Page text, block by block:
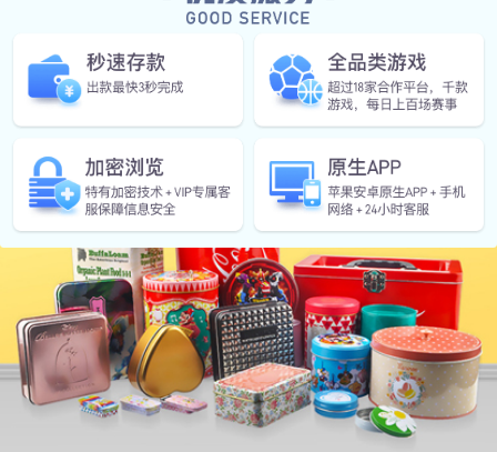
项目介绍：专注化妆品护肤研发生产19年，为您提供一站式气雾剂化妆品
OEM/ODM/OBM服务